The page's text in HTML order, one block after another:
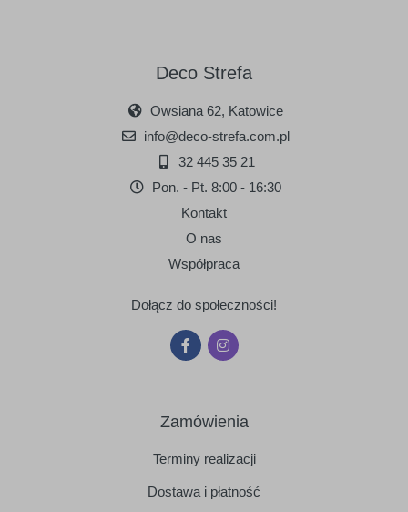
Deco Strefa
Owsiana 62, Katowice
info@deco-strefa.com.pl
32 445 35 21
Pon. - Pt. 8:00 - 16:30
Kontakt
O nas
Współpraca
Dołącz do społeczności!
Zamówienia
Terminy realizacji
Dostawa i płatność